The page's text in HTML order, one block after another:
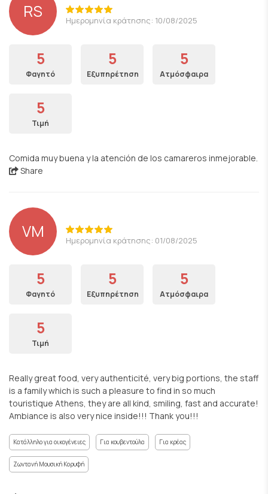
RS Ημερομηνία κράτησης: 10/08/2025
5
Φαγητό
5
Εξυπηρέτηση
5
Ατμόσφαιρα
5
Τιμή
Comida muy buena y la atención de los camareros inmejorable.
Share
VM Ημερομηνία κράτησης: 01/08/2025
5
Φαγητό
5
Εξυπηρέτηση
5
Ατμόσφαιρα
5
Τιμή
Really great food, very authenticité, very big portions, the staff
is a family which is such a pleasure to find in so much
touristique Athens, they are all kind, smiling, fast and accurate!
Ambiance is also very nice inside!!! Thank you!!!
Κατάλληλο για οικογένειες Για κουβεντούλα Για κρέας
Ζωντανή Μουσική Κορυφή